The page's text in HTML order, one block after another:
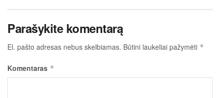
Parašykite komentarą
El. pašto adresas nebus skelbiamas. Būtini laukeliai pažymėti *
Komentaras *